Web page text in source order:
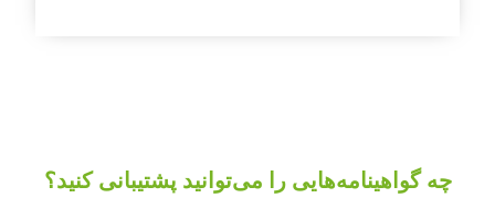
چه گواهینامه‌هایی را می‌توانید پشتیبانی کنید؟